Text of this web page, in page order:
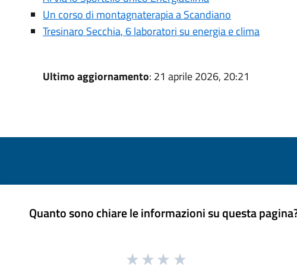
Un corso di montagnaterapia a Scandiano
Tresinaro Secchia, 6 laboratori su energia e clima
Ultimo aggiornamento: 21 aprile 2026, 20:21
Quanto sono chiare le informazioni su questa